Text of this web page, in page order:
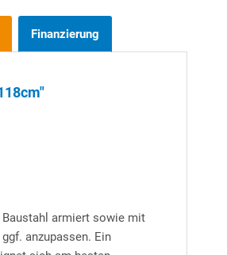
Finanzierung
armiert sowie mit
anzupassen. Ein